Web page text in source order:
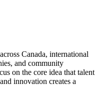
Canada, international
and community
on the core idea that talent
innovation creates a